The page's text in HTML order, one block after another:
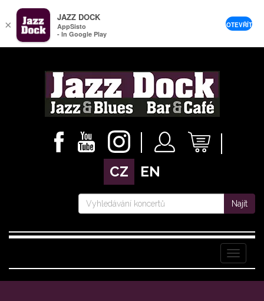
CZ EN
Najít
Menu
×
JAZZ DOCK
AppSisto
- In Google Play
OTEVŘÍT